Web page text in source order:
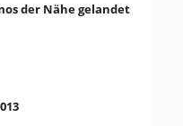
der Nähe gelandet